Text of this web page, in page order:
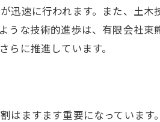
おける知識の共有とポケットブ
教育とポケットブックの可能性
が挑む未来の土木プロジェクト
用いたインフラ開発
貢献する新しい土木技術
速に行われます。また、土
うな技術的進歩は、有限会社
に推進しています。
はますます重要になっていま